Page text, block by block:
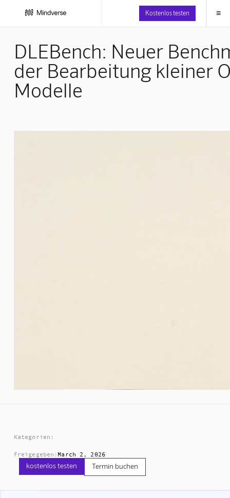
Kostenlos testen ≡
DLEBench: Neuer
der Bearbeitung kleiner
Modelle
Kategorien:
Freigegeben: March 2, 2026
kostenlos testen Termin buchen